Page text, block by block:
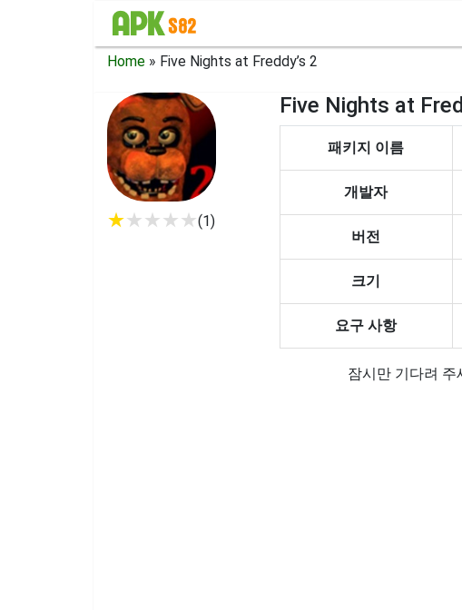
Home » Five Nights at Freddy’s 2
★★★★★(1)
Five Nights at
패키지 이름
개발자
버전
크기
요구 사항
잠시만 기다려 주